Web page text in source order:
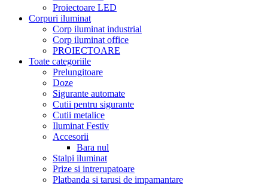
Proiectoare LED
Corpuri iluminat
Corp iluminat industrial
Corp iluminat office
PROIECTOARE
Toate categoriile
Prelungitoare
Doze
Sigurante automate
Cutii pentru sigurante
Cutii metalice
Iluminat Festiv
Accesorii
Bara nul
Stalpi iluminat
Prize si intrerupatoare
Platbanda si tarusi de impamantare